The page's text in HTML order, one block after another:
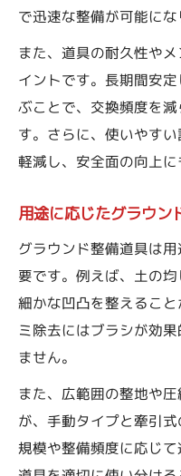
で迅速な整備が可能にな
また、道具の耐久性や
イントです。長期間安
ぶことで、交換頻度を
す。さらに、使いやす
軽減し、安全面の向上に
用途に応じたグラウン
グラウンド整備道具は
要です。例えば、土の均
細かな凹凸を整えるこ
ミ除去にはブラシが効
ません。
また、広範囲の整地や
が、手動タイプと牽引
規模や整備頻度に応じ